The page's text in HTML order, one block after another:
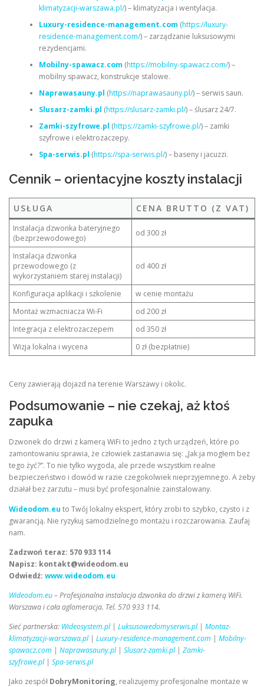
klimatyzacji-warszawa.pl/) – klimatyzacja i wentylacja.
Luxury-residence-management.com(https://luxury-
residence-management.com/) – zarządzanie luksusowymi
rezydencjami.
Mobilny-spawacz.com(https://mobilny-spawacz.com/) –
mobilny spawacz, konstrukcje stalowe.
Naprawasauny.pl (https://naprawasauny.pl/) – serwis saun.
Slusarz-zamki.pl (https://slusarz-zamki.pl/) – ślusarz 24/7.
Zamki-szyfrowe.pl (https://zamki-szyfrowe.pl/) – zamki
szyfrowe i elektrozaczepy.
Spa-serwis.pl (https://spa-serwis.pl/) – baseny i jacuzzi.
Cennik – orientacyjne koszty instalacji
USŁUGA CENA BRUTTO (Z VAT)
Instalacja dzwonka bateryjnego
(bezprzewodowego)
od 300 zł
Instalacja dzwonka
przewodowego (z
wykorzystaniem starej instalacji)
od 400 zł
Konfiguracja aplikacji i szkolenie
w cenie montażu
Montaż wzmacniacza Wi‑Fi
od 200 zł
Integracja z elektrozaczepem
od 350 zł
Wizja lokalna i wycena
0 zł (bezpłatnie)
Ceny zawierają dojazd na terenie Warszawy i okolic.
Podsumowanie – nie czekaj, aż ktoś
zapuka
Dzwonek do drzwi z kamerą WiFi to jedno z tych urządzeń, które po
zamontowaniu sprawia, że człowiek zastanawia się: „Jak ja mogłem bez
tego żyć?”. To nie tylko wygoda, ale przede wszystkim realne
bezpieczeństwo i dowód w razie czegokolwiek nieprzyjemnego. A żeby
działał bez zarzutu – musi być profesjonalnie zainstalowany.
Wideodom.eu to Twój lokalny ekspert, który zrobi to szybko, czysto i z
gwarancją. Nie ryzykuj samodzielnego montażu i rozczarowania. Zaufaj
nam.
Zadzwoń teraz: 570 933 114
Napisz: kontakt@wideodom.eu
Odwiedź: www.wideodom.eu
Wideodom.eu– Profesjonalna instalacja dzwonka do drzwi z kamerą WiFi.
Warszawa i cała aglomeracja. Tel. 570 933 114.
Sieć partnerska: Wideosystem.pl| Luksusowedomyserwis.pl| Montaz-
klimatyzacji-warszawa.pl| Luxury-residence-management.com | Mobilny-
spawacz.com | Naprawasauny.pl| Slusarz-zamki.pl| Zamki-
szyfrowe.pl| Spa-serwis.pl
Jako zespół DobryMonitoring, realizujemy profesjonalne montaże w